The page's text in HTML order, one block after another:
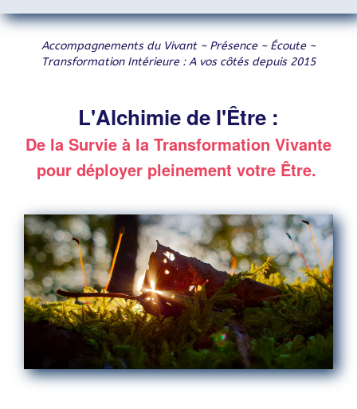
Accompagnements du Vivant ~ Présence ~ Écoute ~
Transformation Intérieure : A vos côtés depuis 2015
L'Alchimie de l'Être :
De la Survie à la Transformation Vivante
pour déployer pleinement votre Être.